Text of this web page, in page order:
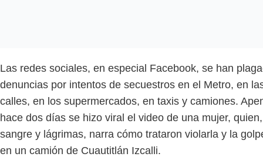
Las redes sociales, en especial Facebook, se han
denuncias por intentos de secuestros en el Metro, en
calles, en los supermercados, en taxis y camiones.
hace dos días se hizo viral el video de una mujer,
sangre y lágrimas, narra cómo trataron violarla y la
en un camión de Cuautitlán Izcalli.